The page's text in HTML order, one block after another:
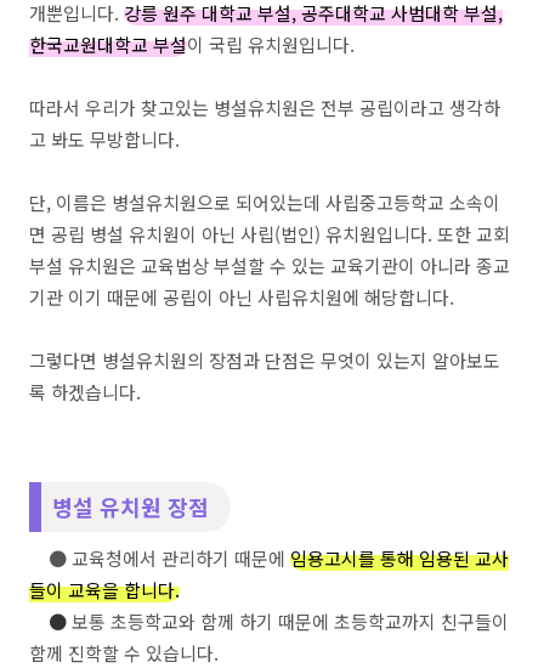
개뿐입니다. 강릉 원주 대학교 부설, 공주대학교 사범대학 부설,
한국교원대학교 부설이 국립 유치원입니다.
따라서 우리가 찾고있는 병설유치원은 전부 공립이라고 생각하
고 봐도 무방합니다.
단, 이름은 병설유치원으로 되어있는데 사립중고등학교 소속이
면 공립 병설 유치원이 아닌 사립(법인) 유치원입니다. 또한 교회
부설 유치원은 교육법상 부설할 수 있는 교육기관이 아니라 종교
기관 이기 때문에 공립이 아닌 사립유치원에 해당합니다.
그렇다면 병설유치원의 장점과 단점은 무엇이 있는지 알아보도
록 하겠습니다.
병설 유치원 장점
● 교육청에서 관리하기 때문에 임용고시를 통해 임용된 교사
들이 교육을 합니다.
●보통 초등학교와 함께 하기 때문에 초등학교까지 친구들이
함께 진학할 수 있습니다.